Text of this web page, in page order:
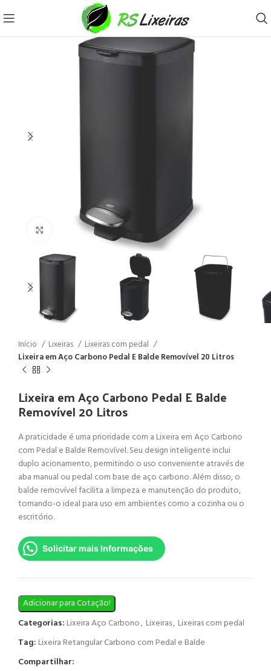
Clique para ampliar
Início Lixeiras
Lixeiras com pedal
Lixeira em Aço Carbono Pedal E Balde Removível 20 Litros
Lixeira em Aço Carbono Pedal E Balde
Removível 20 Litros
A praticidade é uma prioridade com a Lixeira em Aço Carbono
com Pedal e Balde Removível. Seu design inteligente inclui
duplo acionamento, permitindo o uso conveniente através de
aba manual ou pedal com base de aço carbono. Além disso, o
balde removível facilita a limpeza e manutenção do produto,
tornando-o ideal para uso em ambientes como a cozinha ou o
escritório.
Solicitar mais Informações
Adicionar para Cotação!
Categorias: Lixeira Aço Carbono, Lixeiras, Lixeiras com pedal
Tag: Lixeira Retangular Carbono com Pedal e Balde
Compartilhar: